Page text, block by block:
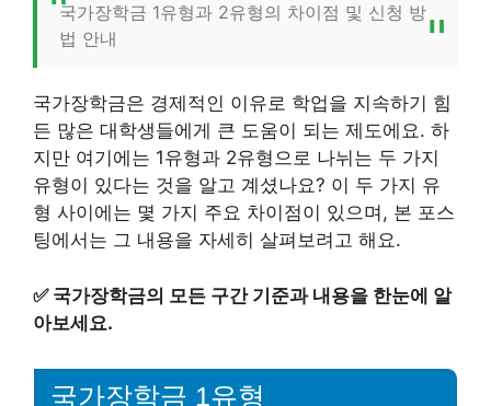
국가장학금 1유형과 2유형의 차이점 및 신청 방
법 안내
국가장학금은 경제적인 이유로 학업을 지속하기 힘
든 많은 대학생들에게 큰 도움이 되는 제도에요. 하
지만 여기에는 1유형과 2유형으로 나뉘는 두 가지
유형이 있다는 것을 알고 계셨나요? 이 두 가지 유
형 사이에는 몇 가지 주요 차이점이 있으며, 본 포스
팅에서는 그 내용을 자세히 살펴보려고 해요.
✅ 국가장학금의 모든 구간 기준과 내용을 한눈에 알
아보세요.
국가장학금 1유형